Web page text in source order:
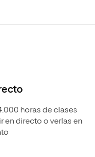
horas de clases
en directo o verlas en